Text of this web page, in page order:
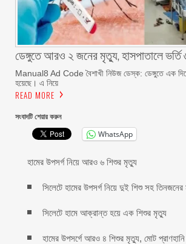
ডেঙ্গুতে আরও ২ জনের মৃত্যু, হাসপাতালে
Manual8 Ad Code বৈশাখী নিউজ ডেস্ক: ডেঙ্গুতে এক
হয়েছে। এ নিয়ে
READ MORE
সংবাদটি শেয়ার করুন
WhatsApp
হামের উপসর্গ নিয়ে আরও ৬ শিশুর মৃত্যু
সিলেটে হামের উপসর্গ নিয়ে দুই শিশু সহ
সিলেটে হামে আক্রান্ত হয়ে এক শিশুর মৃত্যু
হামের উপসর্গে আরও ৪ শিশুর মৃত্যু, মোট